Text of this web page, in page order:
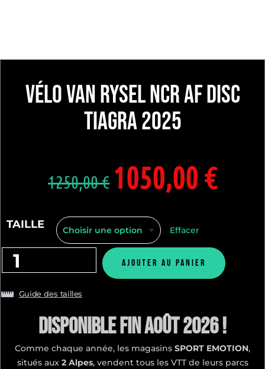
Vélo VAN RYSEL NCR AF Disc
Tiagra 2025
1250,00€ 1050,00 €
TAILLE Effacer
Ajouter au panier
Guide des tailles
Disponible fin Août 2026 !
Comme chaque année, les magasins SPORT EMOTION,
situés aux 2 Alpes, vendent tous les VTT de leurs parcs